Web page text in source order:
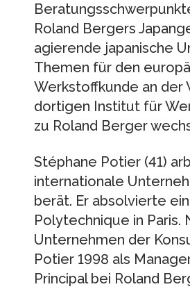
Roland Bergers
agierende japanische
Themen für den
Werkstoffkunde an der
dortigen Institut für
zu Roland Berger
Stéphane Potier (41)
internationale
berät. Er absolvierte
Polytechnique in Paris.
Unternehmen der
Potier 1998 als
Principal bei Roland